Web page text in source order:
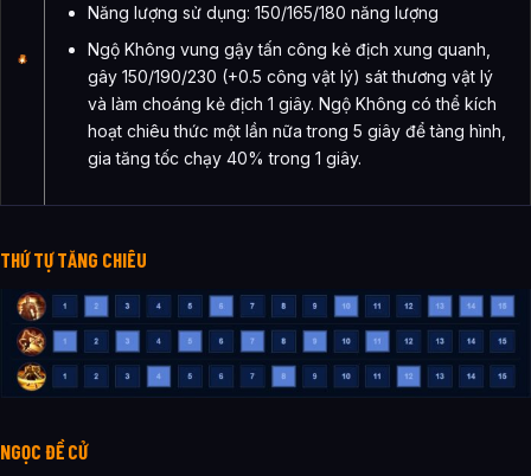
Năng lượng sử dụng: 150/165/180 năng lượng
Ngộ Không vung gậy tấn công kẻ địch xung quanh,
gây 150/190/230 (+0.5 công vật lý) sát thương vật lý
và làm choáng kẻ địch 1 giây. Ngộ Không có thể kích
hoạt chiêu thức một lần nữa trong 5 giây để tàng hình,
gia tăng tốc chạy 40% trong 1 giây.
THỨ TỰ TĂNG CHIÊU
NGỌC ĐỀ CỬ